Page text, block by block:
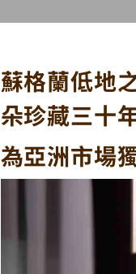
蘇格蘭低地
朵珍藏三十
為亞洲市場